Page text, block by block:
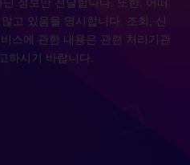
고 있음을 명시합니다. 조회, 신
스에 관한 내용은 관련 처리기관
하시기 바랍니다.